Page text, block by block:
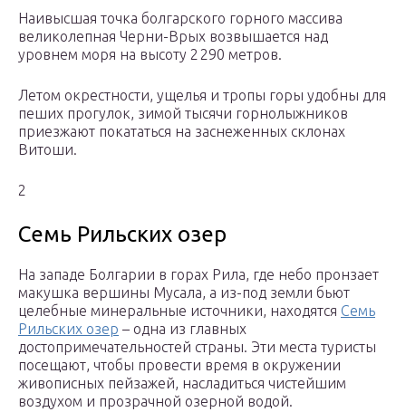
Наивысшая точка болгарского горного массива
великолепная Черни-Врых возвышается над
уровнем моря на высоту 2 290 метров.
Летом окрестности, ущелья и тропы горы удобны для
пеших прогулок, зимой тысячи горнолыжников
приезжают покататься на заснеженных склонах
Витоши.
2
Семь Рильских озер
На западе Болгарии в горах Рила, где небо пронзает
макушка вершины Мусала, а из-под земли бьют
целебные минеральные источники, находятся Семь
Рильских озер – одна из главных
достопримечательностей страны. Эти места туристы
посещают, чтобы провести время в окружении
живописных пейзажей, насладиться чистейшим
воздухом и прозрачной озерной водой.